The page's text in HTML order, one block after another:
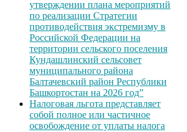
утверждении плана мероприятий
по реализации Стратегии
противодействия экстремизму в
Российской Федерации на
территории сельского поселения
Кундашлинский сельсовет
муниципального района
Балтачевский район Республики
Башкортостан на 2026 год”
Налоговая льгота представляет
собой полное или частичное
освобождение от уплаты налога